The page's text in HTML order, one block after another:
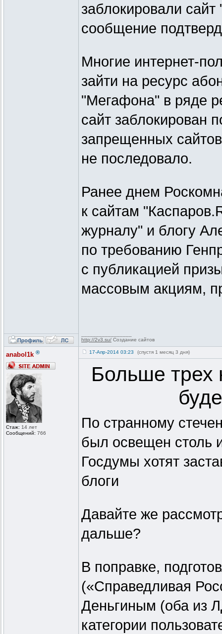
заблокировали
сообщение
Многие интернет-
зайти на ресурс
"Мегафона" в ряде
сайт заблокирован
запрещенных
не последовало.
Ранее днем
к сайтам
журналу" и блогу
по требованию
с публикацией
массовым акциям,
http://2v3.su/ Создание сайтов
anabol1k ®
Стаж: 14 лет
Сообщений: 766
17-Апр-2014 03:23 (спустя 1 месяц 3 дня)
Больше трех
По странному
был освещен столь
Госдумы хотят
блоги
Давайте же
дальше?
В поправке,
(«Справедливая
Деньгиным (оба из
категории